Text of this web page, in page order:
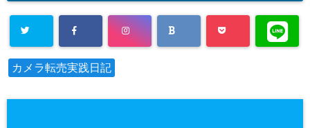
カメラ転売実践日記